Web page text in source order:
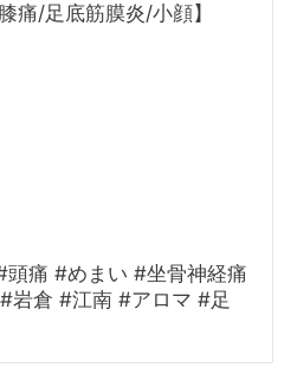
/足底筋膜炎/小顔】
痛 #めまい #坐骨神経痛
岩倉 #江南 #アロマ #足